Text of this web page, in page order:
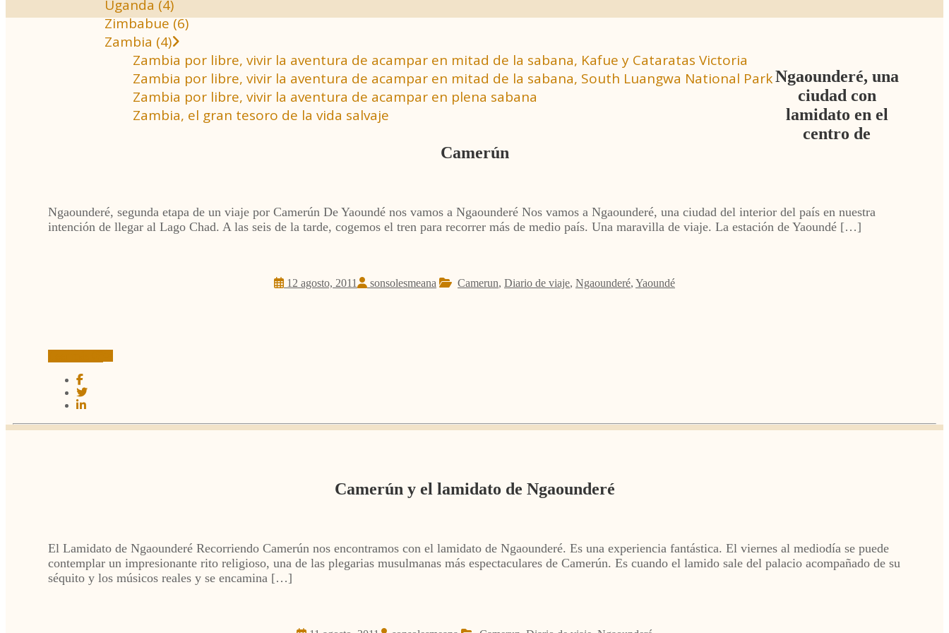
Uganda (4)
Zimbabue (6)
Zambia (4)
Zambia por libre, vivir la aventura de acampar en mitad de la sabana, Kafue y Cataratas Victoria
Zambia por libre, vivir la aventura de acampar en mitad de la sabana, South Luangwa National Park
Zambia por libre, vivir la aventura de acampar en plena sabana
Zambia, el gran tesoro de la vida salvaje
Ngaounderé, una
ciudad con
lamidato en el
centro de
Camerún
Ngaounderé, segunda etapa de un viaje por Camerún De Yaoundé nos vamos a Ngaounderé Nos vamos a Ngaounderé, una ciudad del interior del país en nuestra
intención de llegar al Lago Chad. A las seis de la tarde, cogemos el tren para recorrer más de medio país. Una maravilla de viaje. La estación de Yaoundé […]
12 agosto, 2011 sonsolesmeana Camerun, Diario de viaje, Ngaounderé, Yaoundé
Camerún y el lamidato de Ngaounderé
El Lamidato de Ngaounderé Recorriendo Camerún nos encontramos con el lamidato de Ngaounderé. Es una experiencia fantástica. El viernes al mediodía se puede
contemplar un impresionante rito religioso, una de las plegarias musulmanas más espectaculares de Camerún. Es cuando el lamido sale del palacio acompañado de su
séquito y los músicos reales y se encamina […]